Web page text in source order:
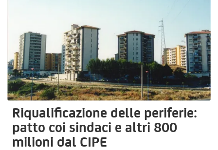
Riqualificazione delle periferie:
patto coi sindaci e altri 800
milioni dal CIPE